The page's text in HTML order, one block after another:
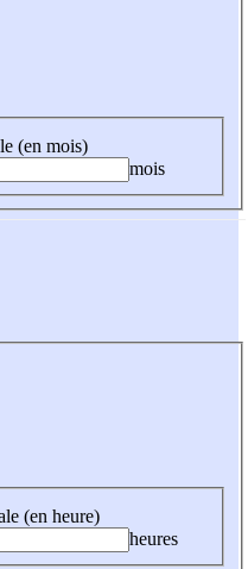
(en mois)
mois
(en heure)
heures